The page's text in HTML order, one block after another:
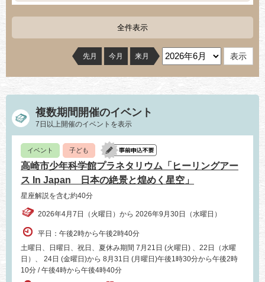
全件表示
先月 今月 来月
複数期間開催のイベント
7日以上開催のイベントを表示
イベント 子ども
高崎市少年科学館プラネタリウム「ヒーリングアー
ス In Japan 日本の絶景と煌めく星空」
星座解説を含む約40分
2026年4月7日（火曜日）から 2026年9月30日（水曜日）
平日：午後2時から午後2時40分
土曜日、日曜日、祝日、夏休み期間 7月21日 (火曜日) 、22日（水曜
日）、 24日 (金曜日)から 8月31日 (月曜日)午後1時30分から午後2時
10分 / 午後4時から午後4時40分